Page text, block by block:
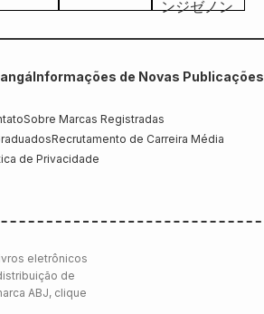
Informações de Novas Publicações
Sobre Marcas Registradas
Recrutamento de Carreira Média
de Privacidade
eletrônicos
de
ABJ, clique